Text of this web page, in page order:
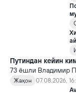
Путиндан кейин
73 ёшли Владимир
яратди, аммо
топшириш
Жаҳон
07.08.2026,